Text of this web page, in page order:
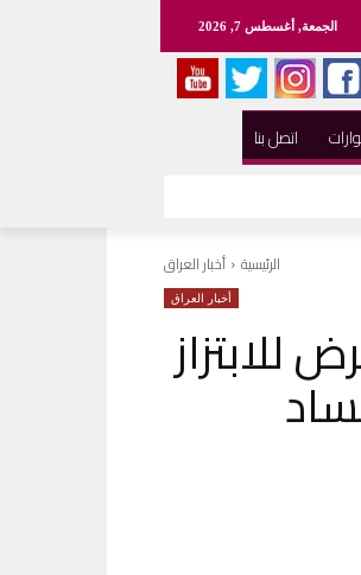
الجمعة, أغسطس 7, 2026
اتصل بنا
الرئيسية أخبار العراق
أخبار العراق
للابتزاز